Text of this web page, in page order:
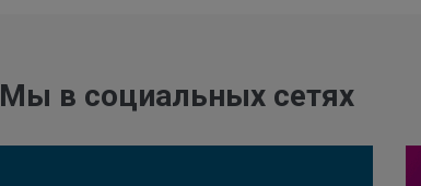
Мы в социальных сетях